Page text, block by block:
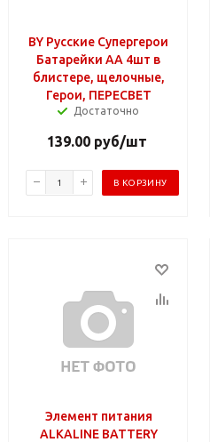
BY Русские Супергерои
Батарейки АА 4шт в
блистере, щелочные,
Герои, ПЕРЕСВЕТ
Достаточно
139.00руб/шт
В КОРЗИНУ
Элемент питания
ALKALINE BATTERY